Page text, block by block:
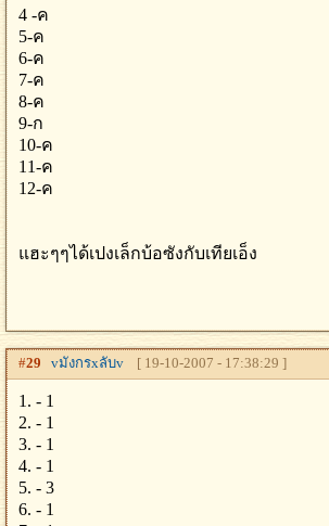
4 -ค
5-ค
6-ค
7-ค
8-ค
9-ก
10-ค
11-ค
12-ค
แฮะๆๆได้เปงเล็กบ้อซังกับเทียเอ็ง
#29 vมังกรxลับv [ 19-10-2007 - 17:38:29 ]
1. - 1
2. - 1
3. - 1
4. - 1
5. - 3
6. - 1